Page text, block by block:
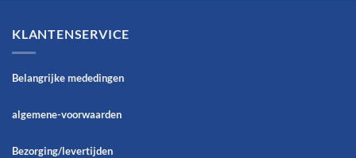
KLANTENSERVICE
Belangrijke mededingen
algemene-voorwaarden
Bezorging/levertijden